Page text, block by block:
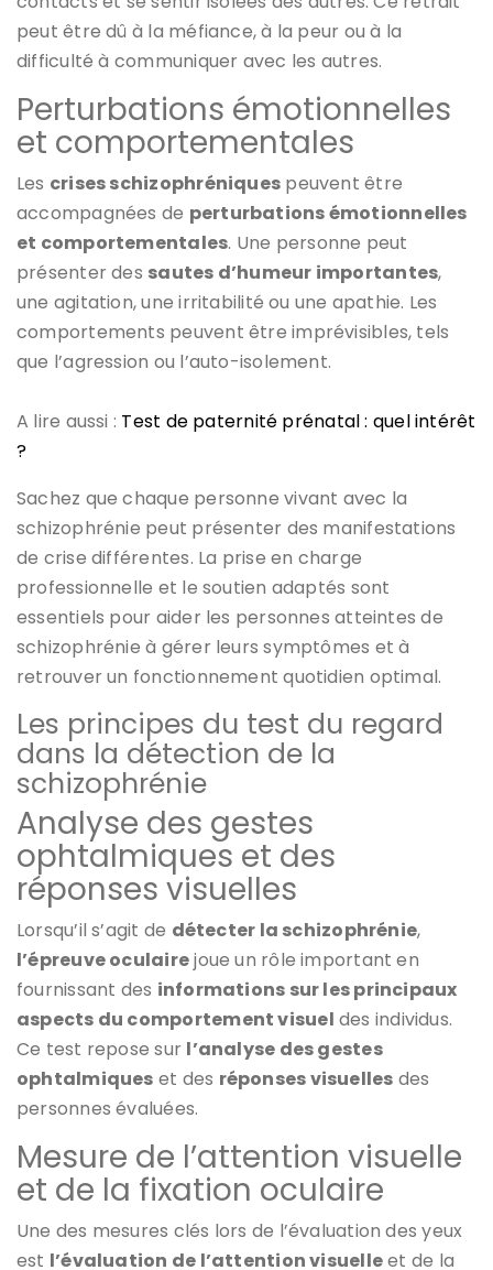
peut être dû à la méfiance, à la peur ou à la
difficulté à communiquer avec les autres.
Perturbations émotionnelles
et comportementales
Les crises schizophréniques peuvent être
accompagnées de perturbations émotionnelles
et comportementales. Une personne peut
présenter des sautes d’humeur importantes,
une agitation, une irritabilité ou une apathie. Les
comportements peuvent être imprévisibles, tels
que l’agression ou l’auto-isolement.
A lire aussi : Test de paternité prénatal : quel intérêt
?
Sachez que chaque personne vivant avec la
schizophrénie peut présenter des manifestations
de crise différentes. La prise en charge
professionnelle et le soutien adaptés sont
essentiels pour aider les personnes atteintes de
schizophrénie à gérer leurs symptômes et à
retrouver un fonctionnement quotidien optimal.
Les principes du test du regard
dans la détection de la
schizophrénie
Analyse des gestes
ophtalmiques et des
réponses visuelles
Lorsqu’il s’agit de détecter la schizophrénie,
l’épreuve oculairejoue un rôle important en
fournissant des informations sur les principaux
aspects du comportement visuel des individus.
Ce test repose sur l’analyse des gestes
ophtalmiques et des réponses visuelles des
personnes évaluées.
Mesure de l’attention visuelle
et de la fixation oculaire
Une des mesures clés lors de l’évaluation des yeux
est l’évaluation de l’attention visuelleet de la